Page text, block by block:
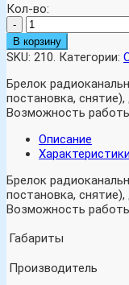
Кол-во:
-
В корзину
SKU: 210. Категории:
Брелок
постановка,
Возможность
Описание
Характеристики
Брелок
постановка,
Возможность
Габариты
Производитель